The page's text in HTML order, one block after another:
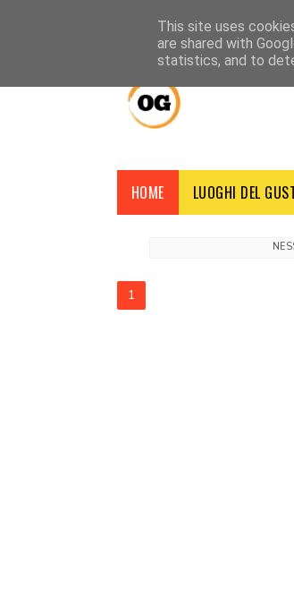
CHI SIAMO CREDITI
HOME LUOGHI DEL
1
This site uses
are shared with
statistics, and to